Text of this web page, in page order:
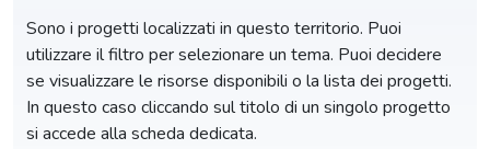
Sono i progetti localizzati in questo territorio. Puoi
utilizzare il filtro per selezionare un tema. Puoi decidere
se visualizzare le risorse disponibili o la lista dei progetti.
In questo caso cliccando sul titolo di un singolo progetto
si accede alla scheda dedicata.